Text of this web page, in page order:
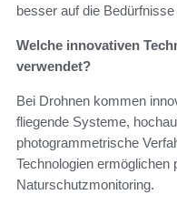
besser auf die
Welche innovativen
verwendet?
Bei Drohnen kommen
fliegende Systeme,
photogrammetrische
Technologien
Naturschutzmonitoring.